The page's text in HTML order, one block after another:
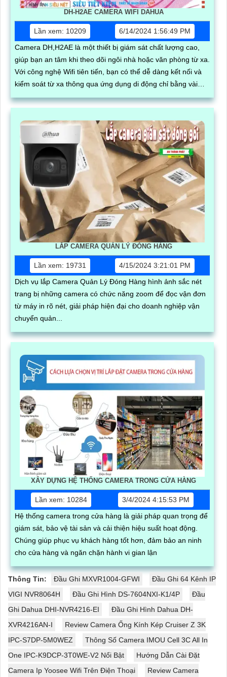
DH-H2AE CAMERA WIFI DAHUA
Lần xem: 10209
6/14/2024 1:56:49 PM
Camera DH,H2AE là một thiết bị giám sát chất lượng cao,
giúp bạn an tâm khi theo dõi ngôi nhà hoặc văn phòng từ xa.
Với công nghệ Wifi tiên tiến, bạn có thể dễ dàng kết nối và
kiểm soát từ xa thông qua ứng dụng di động chỉ bằng vài
thao tác đơn giản
LẮP CAMERA QUẢN LÝ ĐÓNG HÀNG
Lần xem: 19731
4/15/2024 3:21:01 PM
Dịch vụ lắp Camera Quản Lý Đóng Hàng hình ảnh sắc nét
trang bị những camera có chức năng zoom để đọc vận đơn
từ máy in rõ nét, giải pháp hiện đại cho doanh nghiệp vận
chuyển quản...
XÂY DỰNG HỆ THỐNG CAMERA TRONG CỬA HÀNG
Lần xem: 10284
3/4/2024 4:15:53 PM
Hệ thống camera trong cửa hàng là giải pháp quan trọng để
giám sát, bảo vệ tài sản và cải thiện hiệu suất hoạt động.
Chúng giúp phục vụ khách hàng tốt hơn, đảm bảo an ninh
cho cửa hàng và ngăn chặn hành vi gian lận
Thông Tin: Đầu Ghi MXVR1004-GFWI
Đầu Ghi 64 Kênh IP
VIGI NVR8064H
Đầu Ghi Hình DS-7604NXI-K1/4P
Đầu
Ghi Dahua DHI-NVR4216-EI
Đầu Ghi Hình Dahua DH-
XVR4216AN-I
Review Camera Ống Kính Kép Cruiser Z 3K
IPC-S7DP-5M0WEZ
Thông Số Camera IMOU Cell 3C All In
One IPC-K9DCP-3T0WE-V2 Nổi Bật
Hướng Dẫn Cài Đặt
Camera Ip Yoosee Wifi Trên Điện Thoại
Review Camera